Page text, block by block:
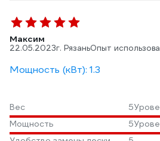
Максим
22.05.2023г. РязаньОпыт
Мощность (кВт): 1.3
Вес 5
Мощность
5